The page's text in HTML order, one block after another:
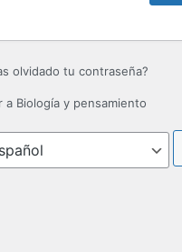
olvidado tu contraseña?
a Biología y pensamiento